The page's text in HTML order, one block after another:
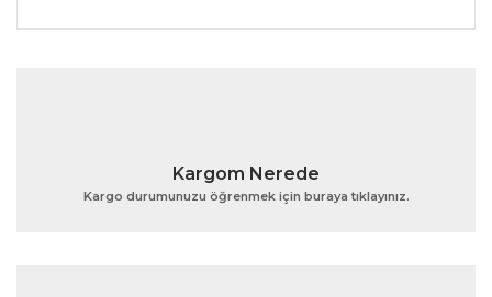
Bu ürünün fiyat bilgisi, resim, ürün açıklamalarında ve
Ürün açıklamasında eksik bilgiler bulunuyor.
Kargom Nerede
Kargo durumunuzu öğrenmek için buraya tıklayınız.